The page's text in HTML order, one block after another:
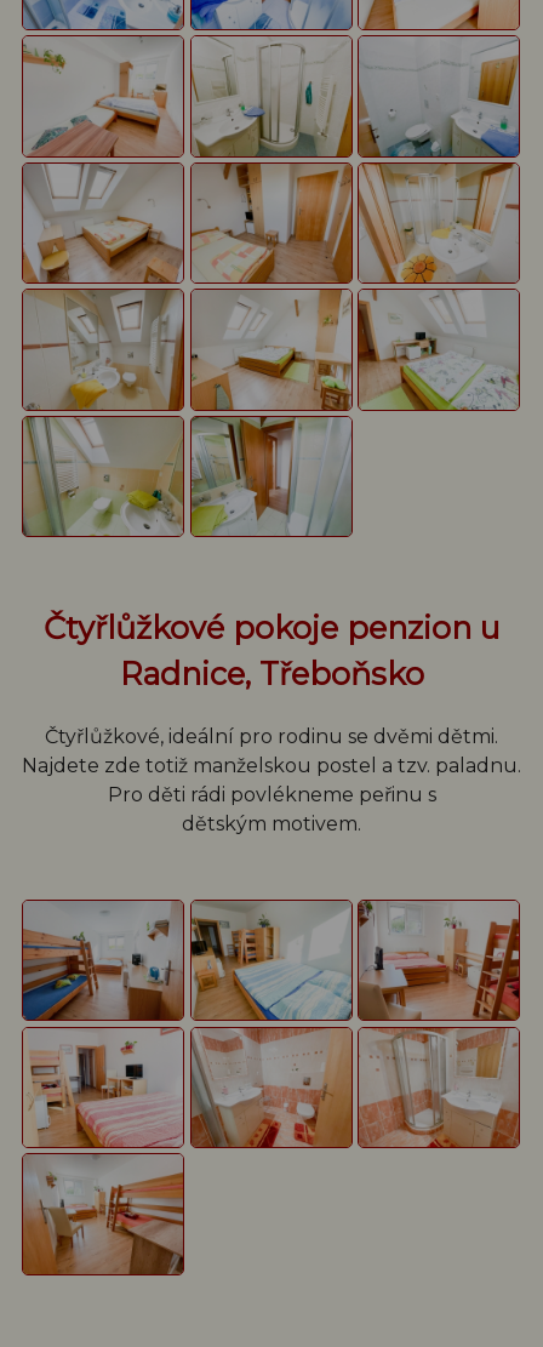
Čtyřlůžkové pokoje penzion u
Radnice, Třeboňsko
Čtyřlůžkové, ideální pro rodinu se dvěmi dětmi.
Najdete zde totiž manželskou postel a tzv. paladnu.
Pro děti rádi povlékneme peřinu s
dětským motivem.